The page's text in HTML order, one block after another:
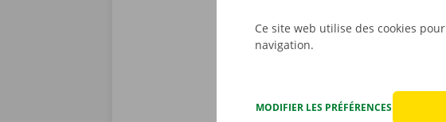
Ce site web utilise des cookies
navigation.
MODIFIER LES PRÉFÉRENCES